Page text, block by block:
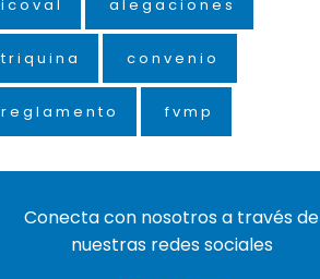
icoval alegaciones
triquina convenio
reglamento fvmp
Conecta con nosotros a través de
nuestras redes sociales